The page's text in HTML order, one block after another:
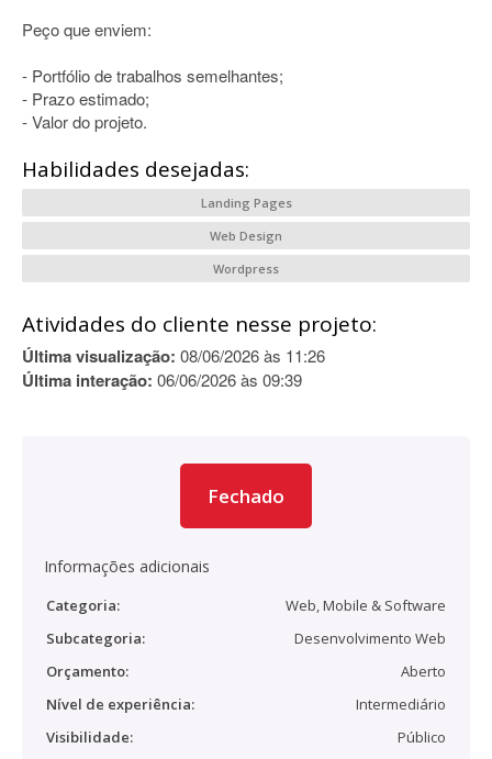
Peço que enviem:
- Portfólio de trabalhos semelhantes;
- Prazo estimado;
- Valor do projeto.
Habilidades desejadas:
Landing Pages
Web Design
Wordpress
Atividades do cliente nesse projeto:
Última visualização: 08/06/2026 às 11:26
Última interação: 06/06/2026 às 09:39
Fechado
Informações adicionais
Categoria:
Web, Mobile & Software
Subcategoria:
Desenvolvimento Web
Orçamento:
Aberto
Nível de experiência:
Intermediário
Visibilidade:
Público